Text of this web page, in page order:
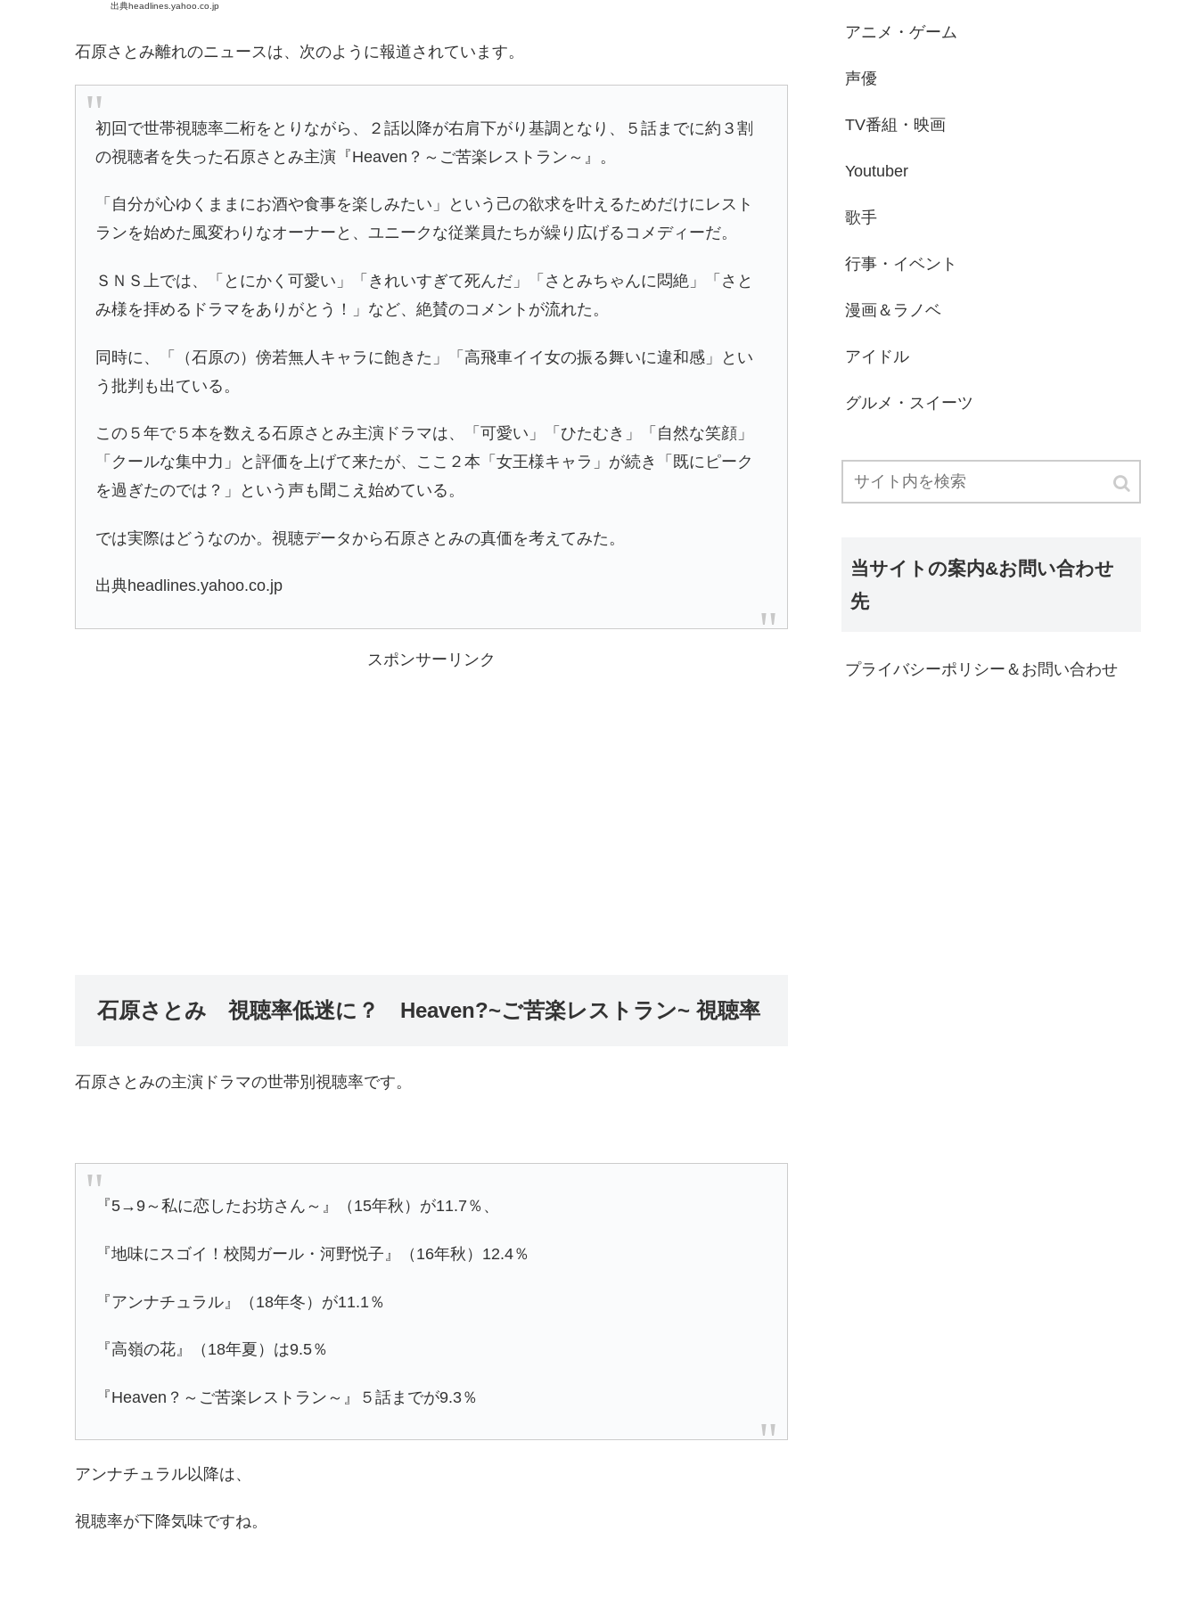
出典headlines.yahoo.co.jp
石原さとみ離れのニュースは、次のように報道されています。
初回で世帯視聴率二桁をとりながら、２話以降が右肩下がり基調となり、５話までに約３割
の視聴者を失った石原さとみ主演『Heaven？～ご苦楽レストラン～』。
「自分が心ゆくままにお酒や食事を楽しみたい」という己の欲求を叶えるためだけにレスト
ランを始めた風変わりなオーナーと、ユニークな従業員たちが繰り広げるコメディーだ。
ＳＮＳ上では、「とにかく可愛い」「きれいすぎて死んだ」「さとみちゃんに悶絶」「さと
み様を拝めるドラマをありがとう！」など、絶賛のコメントが流れた。
同時に、「（石原の）傍若無人キャラに飽きた」「高飛車イイ女の振る舞いに違和感」とい
う批判も出ている。
この５年で５本を数える石原さとみ主演ドラマは、「可愛い」「ひたむき」「自然な笑顔」
「クールな集中力」と評価を上げて来たが、ここ２本「女王様キャラ」が続き「既にピーク
を過ぎたのでは？」という声も聞こえ始めている。
では実際はどうなのか。視聴データから石原さとみの真価を考えてみた。
出典headlines.yahoo.co.jp
スポンサーリンク
石原さとみ 視聴率低迷に？ Heaven?~ご苦楽レストラン~ 視聴率
石原さとみの主演ドラマの世帯別視聴率です。
『5→9～私に恋したお坊さん～』（15年秋）が11.7％、
『地味にスゴイ！校閲ガール・河野悦子』（16年秋）12.4％
『アンナチュラル』（18年冬）が11.1％
『高嶺の花』（18年夏）は9.5％
『Heaven？～ご苦楽レストラン～』５話までが9.3％
アンナチュラル以降は、
視聴率が下降気味ですね。
アニメ・ゲーム
声優
TV番組・映画
Youtuber
歌手
行事・イベント
漫画＆ラノベ
アイドル
グルメ・スイーツ
当サイトの案内&お問い合わせ
先
プライバシーポリシー＆お問い合わせ